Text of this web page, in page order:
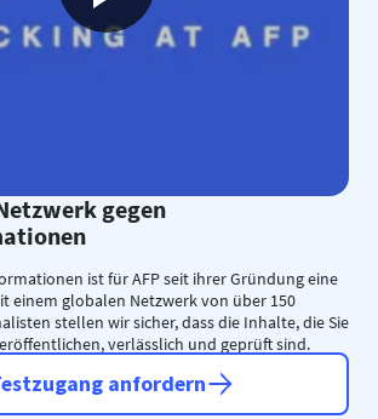
gegen
ist für AFP seit ihrer Gründung eine
einem globalen Netzwerk von über 150
stellen wir sicher, dass die Inhalte, die Sie
verlässlich und geprüft sind.
anfordern